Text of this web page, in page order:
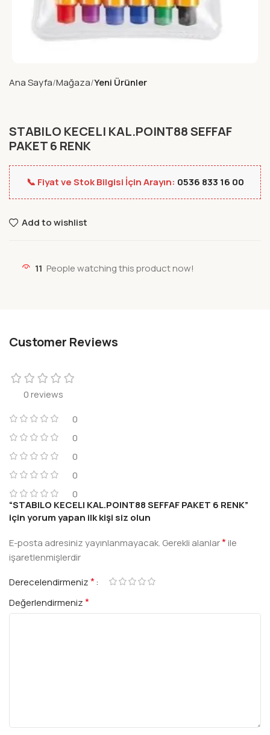
Ana Sayfa Mağaza Yeni Ürünler
STABILO KECELI KAL.POINT88 SEFFAF
PAKET 6 RENK
📞 Fiyat ve Stok Bilgisi İçin Arayın: 0536 833 16 00
Add to wishlist
11 People watching this product now!
Customer Reviews
0 reviews
0
0
0
0
0
“STABILO KECELI KAL.POINT88 SEFFAF PAKET 6 RENK”
için yorum yapan ilk kişi siz olun
E-posta adresiniz yayınlanmayacak. Gerekli alanlar*ile
işaretlenmişlerdir
Derecelendirmeniz*
Değerlendirmeniz*